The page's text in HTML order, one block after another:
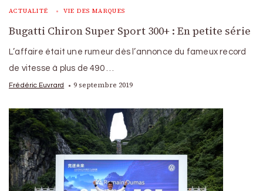
ACTUALITÉ VIE DES MARQUES
Bugatti Chiron Super Sport 300+ : En petite série
L’affaire était une rumeur dès l’annonce du fameux record
de vitesse à plus de 490 …
Frédéric Euvrard 9 septembre 2019